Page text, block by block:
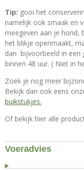
Tip: gooi het
namelijk ook smaak en
meegeven aan je hond,
het blikje openmaakt,
dan bijvoorbeeld in een
binnen 48 uur. ( Niet in
Zoek je nog meer
Bekijk dan ook eens
buikstukjes.
Of bekijk hier alle
Voeradvies